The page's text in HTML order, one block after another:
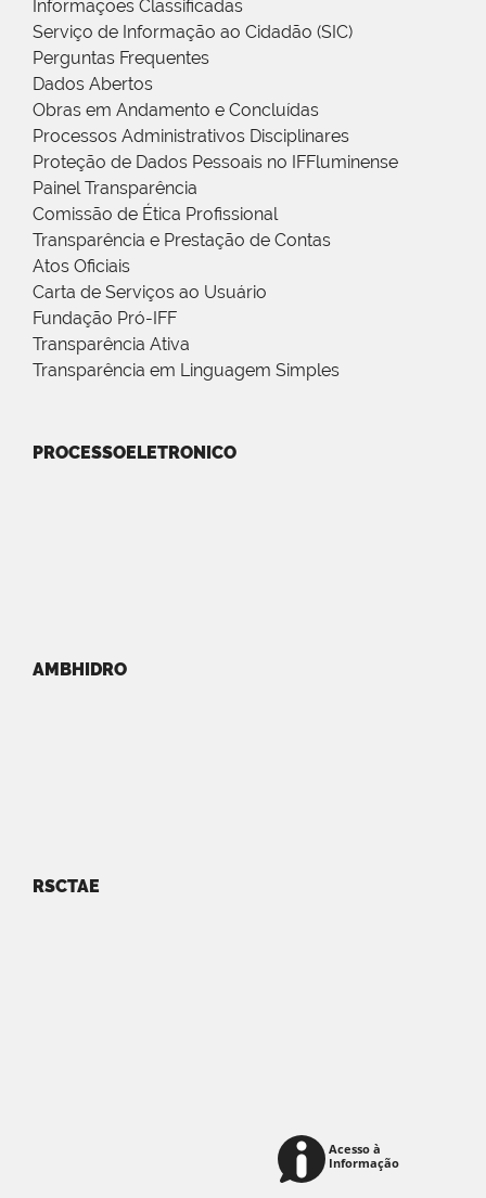
Informações Classificadas
Serviço de Informação ao Cidadão (SIC)
Perguntas Frequentes
Dados Abertos
Obras em Andamento e Concluídas
Processos Administrativos Disciplinares
Proteção de Dados Pessoais no IFFluminense
Painel Transparência
Comissão de Ética Profissional
Transparência e Prestação de Contas
Atos Oficiais
Carta de Serviços ao Usuário
Fundação Pró-IFF
Transparência Ativa
Transparência em Linguagem Simples
PROCESSOELETRONICO
AMBHIDRO
RSCTAE